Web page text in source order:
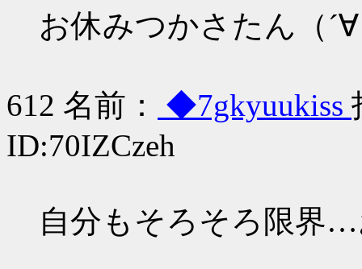
お休みつかさたん（
612 名前： ◆7gkyuukiss
ID:70IZCzeh
自分もそろそろ限界